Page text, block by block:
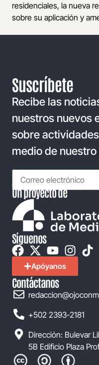
residenciales, la nueva
sobre su aplicación y
Suscríbete
Recibe las
nuestros nuevos
sobre
medio de
Un proyecto de
Síguenos
Apóyanos
Contáctanos
+502 2393-2181
Dirección: Bulevar
5B Edificio Plaza